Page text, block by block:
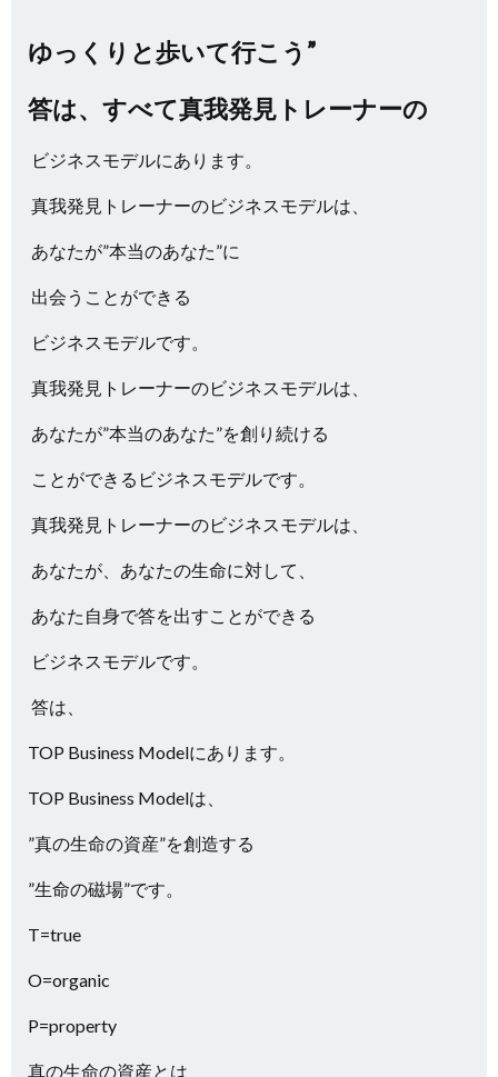
ゆっくりと歩いて行こう”
答は、すべて真我発見トレーナーの
ビジネスモデルにあります。
真我発見トレーナーのビジネスモデルは、
あなたが”本当のあなた”に
出会うことができる
ビジネスモデルです。
真我発見トレーナーのビジネスモデルは、
あなたが”本当のあなた”を創り続ける
ことができるビジネスモデルです。
真我発見トレーナーのビジネスモデルは、
あなたが、あなたの生命に対して、
あなた自身で答を出すことができる
ビジネスモデルです。
答は、
TOP Business Modelにあります。
TOP Business Modelは、
”真の生命の資産”を創造する
”生命の磁場”です。
T=true
O=organic
P=property
真の生命の資産とは